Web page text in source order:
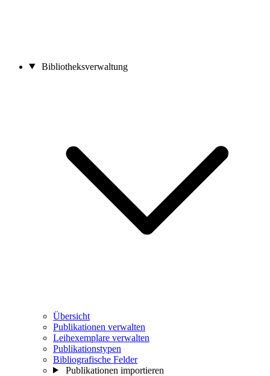
Bibliotheksverwaltung
Übersicht
Publikationen verwalten
Leihexemplare verwalten
Publikationstypen
Bibliografische Felder
Publikationen importieren